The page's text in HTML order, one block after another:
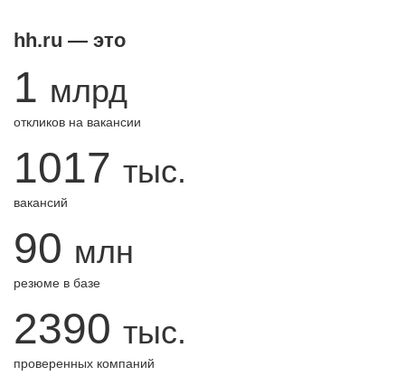
hh.ru — это
1 млрд
откликов на вакансии
1017 тыс.
вакансий
90 млн
резюме в базе
2390 тыс.
проверенных компаний